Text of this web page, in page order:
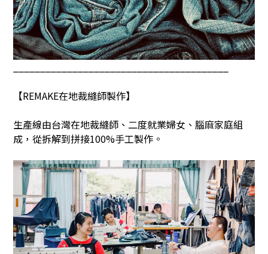
【REMAKE在地裁縫師製作】
生產線由台灣在地裁縫師、二度就業婦女、腦麻家庭組
成，從拆解到拼接100%手工製作。